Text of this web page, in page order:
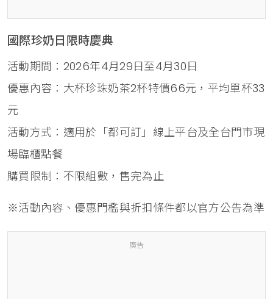
國際珍奶日限時慶典
活動期間：2026年4月29日至4月30日
優惠內容：大杯珍珠奶茶2杯特價66元，平均單杯33
元
活動方式：適用於「都可訂」線上平台及全台門市現
場臨櫃點餐
購買限制：不限組數，售完為止
※活動內容、優惠門檻與折扣條件都以官方公告為準
廣告